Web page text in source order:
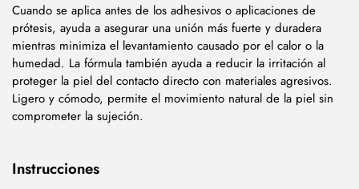
Cuando se aplica antes de los adhesivos o aplicaciones de
prótesis, ayuda a asegurar una unión más fuerte y duradera
mientras minimiza el levantamiento causado por el calor o la
humedad. La fórmula también ayuda a reducir la irritación al
proteger la piel del contacto directo con materiales agresivos.
Ligero y cómodo, permite el movimiento natural de la piel sin
comprometer la sujeción.
Instrucciones